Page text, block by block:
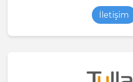
İletişim